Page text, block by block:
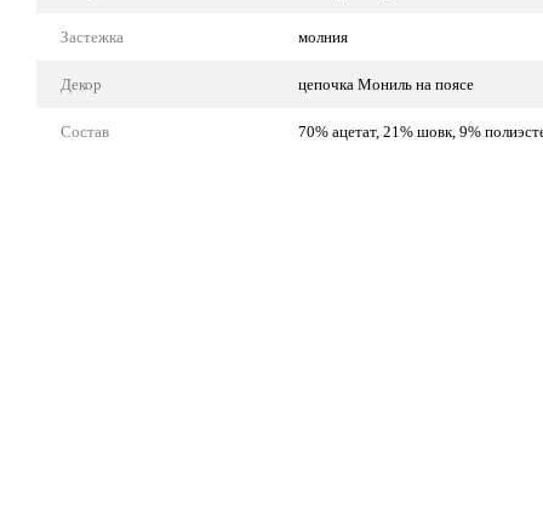
Застежка молния
Декор цепочка Мониль на поясе
Состав 70% ацетат, 21% шовк, 9%